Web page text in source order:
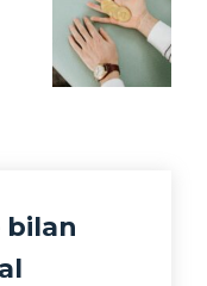
bilan